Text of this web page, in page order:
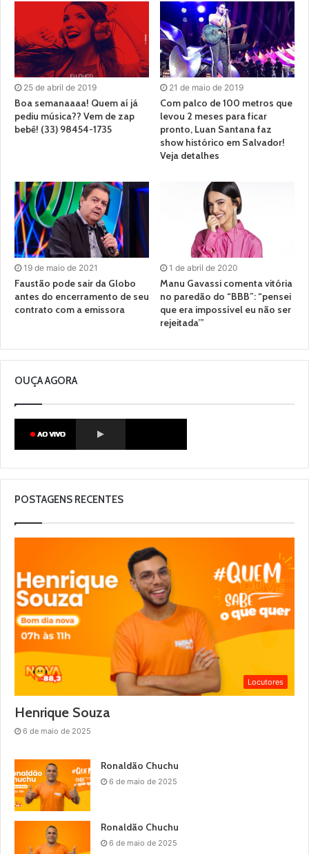
25 de abril de 2019
Boa semanaaaa! Quem aí já
pediu música?? Vem de zap
bebê! (33) 98454-1735
21 de maio de 2019
Com palco de 100 metros que
levou 2 meses para ficar
pronto, Luan Santana faz
show histórico em Salvador!
Veja detalhes
19 de maio de 2021
Faustão pode sair da Globo
antes do encerramento de seu
contrato com a emissora
1 de abril de 2020
Manu Gavassi comenta vitória
no paredão do “BBB”: “pensei
que era impossível eu não ser
rejeitada’”
OUÇA AGORA
POSTAGENS RECENTES
Locutores
Henrique Souza
6 de maio de 2025
Ronaldão Chuchu
6 de maio de 2025
Ronaldão Chuchu
6 de maio de 2025